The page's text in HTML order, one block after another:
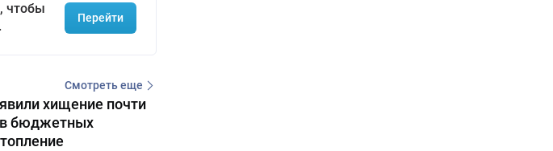
, чтобы
Перейти
Смотреть еще
хищение почти
бюджетных